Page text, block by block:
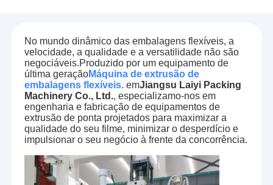
No mundo dinâmico das embalagens flexíveis, a
velocidade, a qualidade e a versatilidade não são
negociáveis.Produzido por um equipamento de
última geraçãoMáquina de extrusão de
embalagens flexíveis. emJiangsu Laiyi Packing
Machinery Co., Ltd., especializamo-nos em
engenharia e fabricação de equipamentos de
extrusão de ponta projetados para maximizar a
qualidade do seu filme, minimizar o desperdício e
impulsionar o seu negócio à frente da concorrência.